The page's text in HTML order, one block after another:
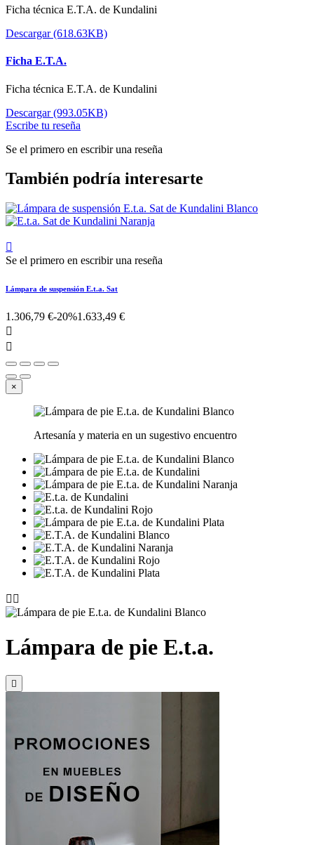
Ficha técnica E.T.A. de Kundalini
Descargar (618.63KB)
Ficha E.T.A.
Ficha técnica E.T.A. de Kundalini
Descargar (993.05KB)
Escribe tu reseña
Se el primero en escribir una reseña
También podría interesarte

Se el primero en escribir una reseña
Lámpara de suspensión E.t.a. Sat
1.306,79 €-20%1.633,49 €


×
Artesanía y materia en un sugestivo encuentro
 
Lámpara de pie E.t.a.
